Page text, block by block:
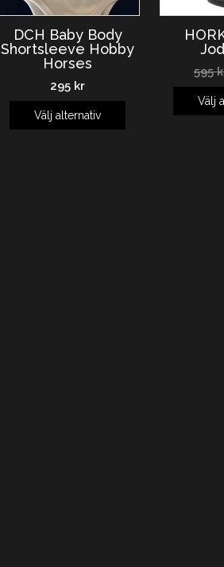
DCH Baby Body
Shortsleeve Hobby
Horses
295 kr
Välj alternativ
595
Välj